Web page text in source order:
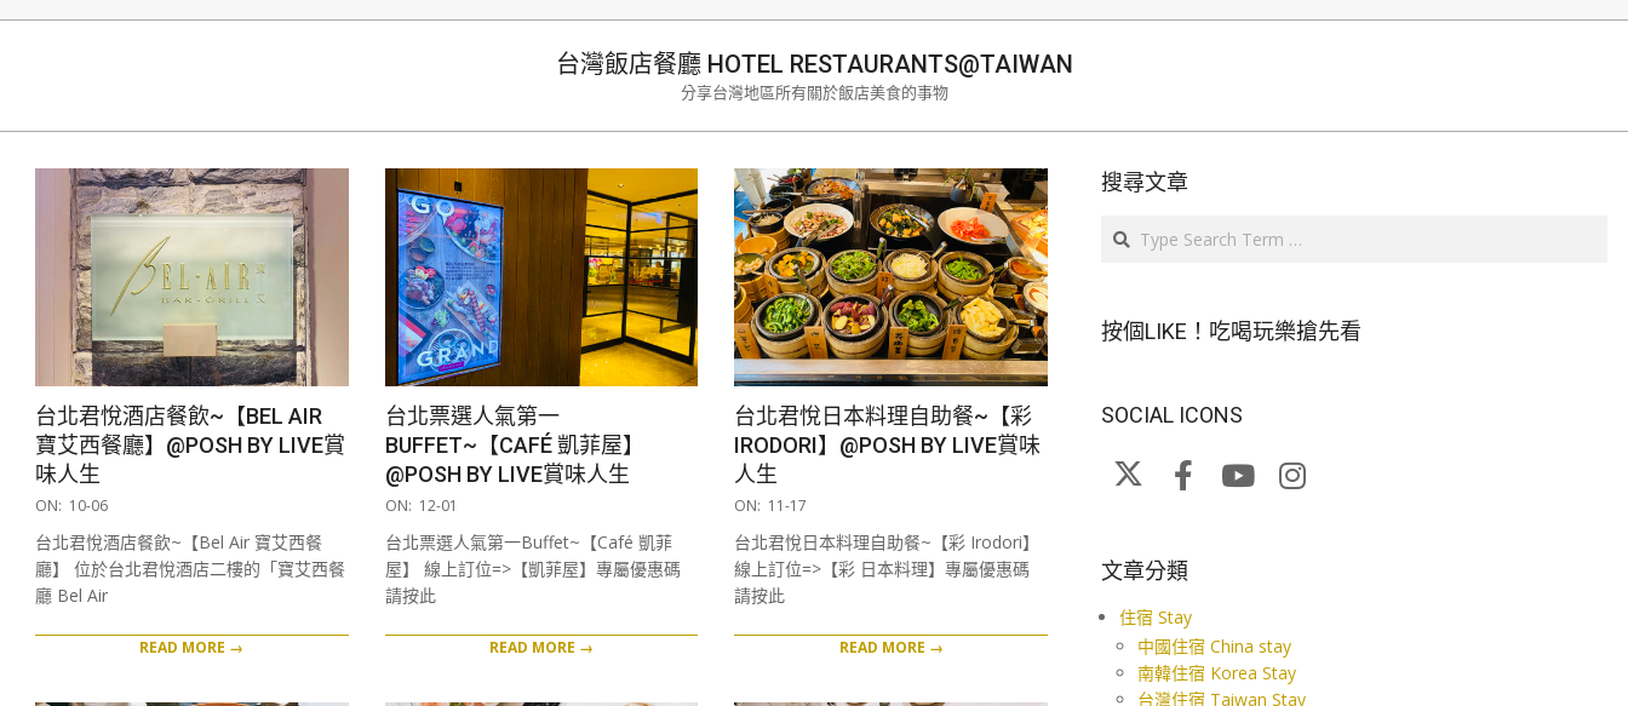
台灣飯店餐廳 HOTEL RESTAURANTS@TAIWAN
分享台灣地區所有關於飯店美食的事物
台北君悅酒店餐飲~【BEL AIR
寶艾西餐廳】@POSH BY LIVE賞
味人生
2021-
06
ON: 10-06
台北君悅酒店餐飲~【Bel Air 寶艾西餐
廳】 位於台北君悅酒店二樓的「寶艾西餐
廳 Bel Air
READ MORE →
台北票選人氣第一
BUFFET~【CAFÉ 凱菲屋】
@POSH BY LIVE賞味人生
2020-
01
ON: 12-01
台北票選人氣第一Buffet~【Café 凱菲
屋】 線上訂位=>【凱菲屋】專屬優惠碼
請按此
READ MORE →
台北君悅日本料理自助餐~【彩
IRODORI】@POSH BY LIVE賞味
人生
2020-
17
ON: 11-17
台北君悅日本料理自助餐~【彩 Irodori】
線上訂位=>【彩 日本料理】專屬優惠碼
請按此
READ MORE →
搜尋文章
Search
按個LIKE！吃喝玩樂搶先看
SOCIAL ICONS
文章分類
住宿 Stay
中國住宿 China stay
南韓住宿 Korea Stay
台灣住宿 Taiwan Stay